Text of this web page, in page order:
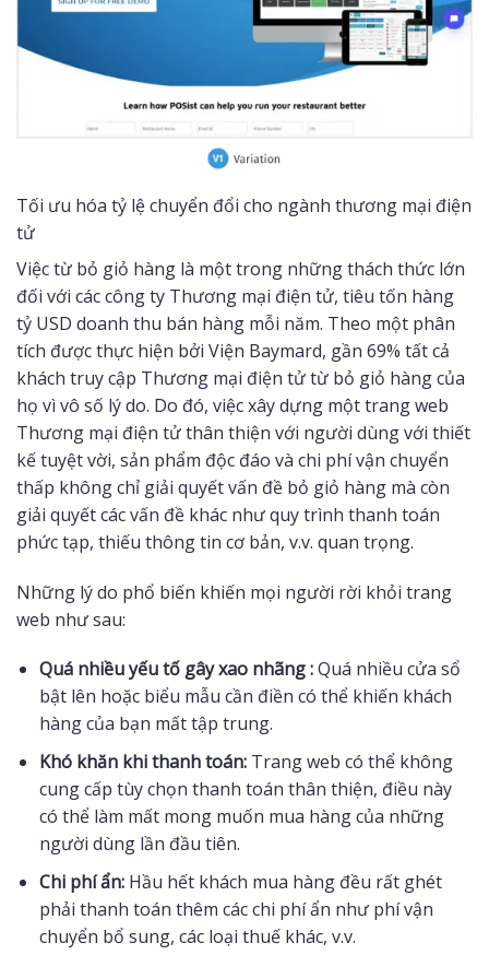
Tối ưu hóa tỷ lệ chuyển đổi cho ngành thương mại điện
tử
Việc từ bỏ giỏ hàng là một trong những thách thức lớn
đối với các công ty Thương mại điện tử, tiêu tốn hàng
tỷ USD doanh thu bán hàng mỗi năm. Theo một phân
tích được thực hiện bởi Viện Baymard, gần 69% tất cả
khách truy cập Thương mại điện tử từ bỏ giỏ hàng của
họ vì vô số lý do. Do đó, việc xây dựng một trang web
Thương mại điện tử thân thiện với người dùng với thiết
kế tuyệt vời, sản phẩm độc đáo và chi phí vận chuyển
thấp không chỉ giải quyết vấn đề bỏ giỏ hàng mà còn
giải quyết các vấn đề khác như quy trình thanh toán
phức tạp, thiếu thông tin cơ bản, v.v. quan trọng.
Những lý do phổ biến khiến mọi người rời khỏi trang
web như sau:
Quá nhiều yếu tố gây xao nhãng :Quá nhiều cửa sổ
bật lên hoặc biểu mẫu cần điền có thể khiến khách
hàng của bạn mất tập trung.
Khó khăn khi thanh toán:Trang web có thể không
cung cấp tùy chọn thanh toán thân thiện, điều này
có thể làm mất mong muốn mua hàng của những
người dùng lần đầu tiên.
Chi phí ẩn:Hầu hết khách mua hàng đều rất ghét
phải thanh toán thêm các chi phí ẩn như phí vận
chuyển bổ sung, các loại thuế khác, v.v.